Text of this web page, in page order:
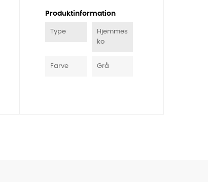
Produktinformation
Type
Hjemmes
ko
Farve Grå